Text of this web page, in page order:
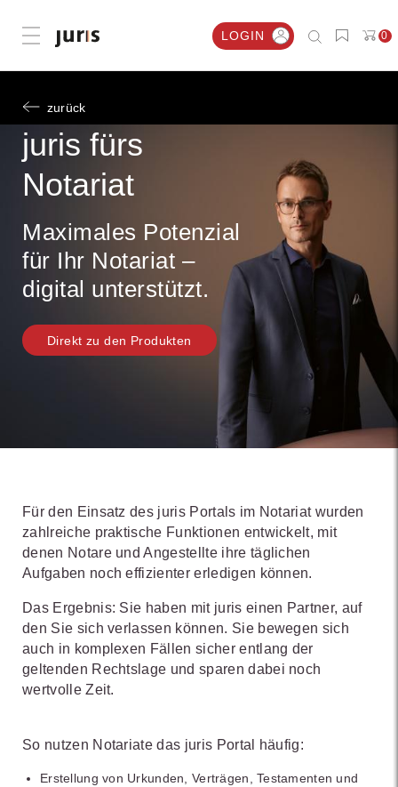
Menü öffnen LOGIN 0
zurück
juris fürs
Notariat
Maximales Potenzial
für Ihr Notariat –
digital unterstützt.
Direkt zu den Produkten
Für den Einsatz des juris Portals im Notariat wurden
zahlreiche praktische Funktionen entwickelt, mit
denen Notare und Angestellte ihre täglichen
Aufgaben noch effizienter erledigen können.
Das Ergebnis: Sie haben mit juris einen Partner, auf
den Sie sich verlassen können. Sie bewegen sich
auch in komplexen Fällen sicher entlang der
geltenden Rechtslage und sparen dabei noch
wertvolle Zeit.
So nutzen Notariate das juris Portal häufig:
Erstellung von Urkunden, Verträgen, Testamenten und